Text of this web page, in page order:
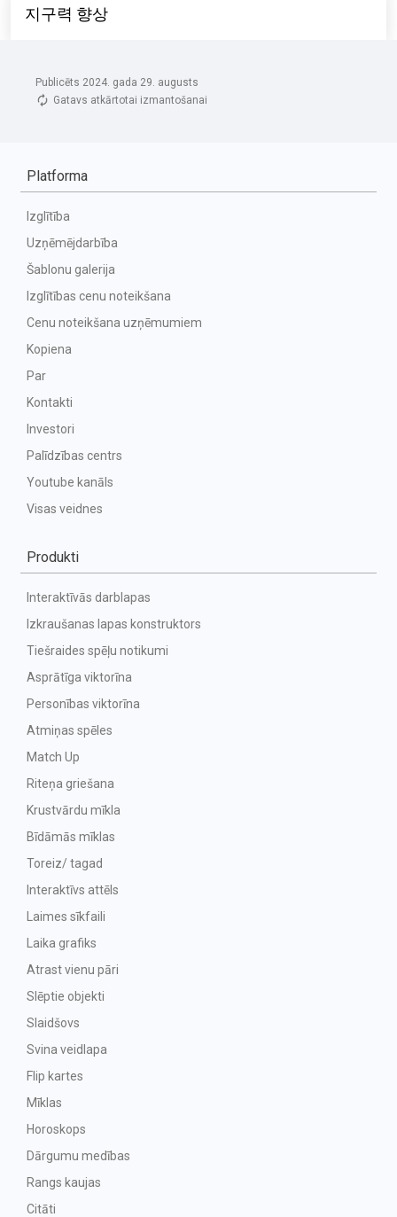
Publicēts 2024. gada 29. augusts
Gatavs atkārtotai izmantošanai
Platforma
Izglītība
Uzņēmējdarbība
Šablonu galerija
Izglītības cenu noteikšana
Cenu noteikšana uzņēmumiem
Kopiena
Par
Kontakti
Investori
Palīdzības centrs
Youtube kanāls
Visas veidnes
Produkti
Interaktīvās darblapas
Izkraušanas lapas konstruktors
Tiešraides spēļu notikumi
Asprātīga viktorīna
Personības viktorīna
Atmiņas spēles
Match Up
Riteņa griešana
Krustvārdu mīkla
Bīdāmās mīklas
Toreiz/ tagad
Interaktīvs attēls
Laimes sīkfaili
Laika grafiks
Atrast vienu pāri
Slēptie objekti
Slaidšovs
Svina veidlapa
Flip kartes
Mīklas
Horoskops
Dārgumu medības
Rangs kaujas
Citāti